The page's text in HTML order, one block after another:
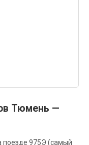
Тюмень —
поезде 975Э (самый